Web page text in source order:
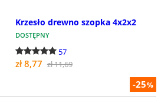
-25%
Krzesło drewno szopka 4x2x2
DOSTĘPNY
57
zł 8,77 zł 11,69